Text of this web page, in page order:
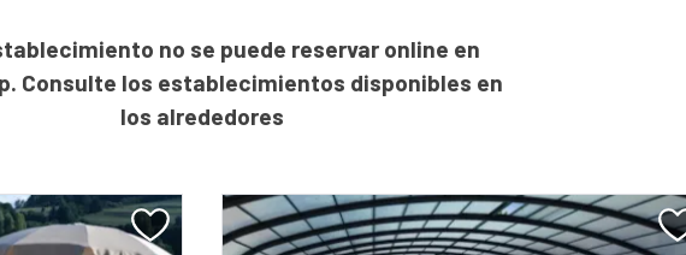
no se puede reservar online en
Consulte los establecimientos disponibles en
los alrededores